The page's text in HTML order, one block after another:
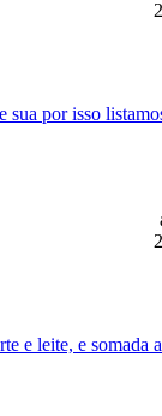
por isso
e leite, e